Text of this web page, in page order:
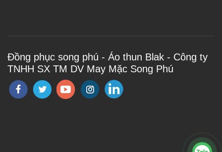
Đồng phục song phú - Áo thun Blak - Công ty
TNHH SX TM DV May Mặc Song Phú